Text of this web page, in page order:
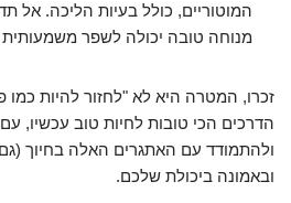
המוטוריים, כולל בעיות הליכה. אל
מנוחה טובה יכולה לשפר
זכרו, המטרה היא לא "לחזור להיות
הדרכים הכי טובות לחיות טוב עכשיו,
ולהתמודד עם האתגרים האלה בחיוך
ובאמונה ביכולת שלכם.